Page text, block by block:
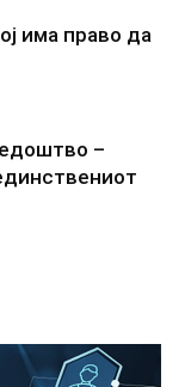
има право да
–